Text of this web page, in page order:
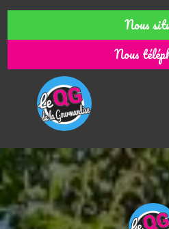
Nous
Nous